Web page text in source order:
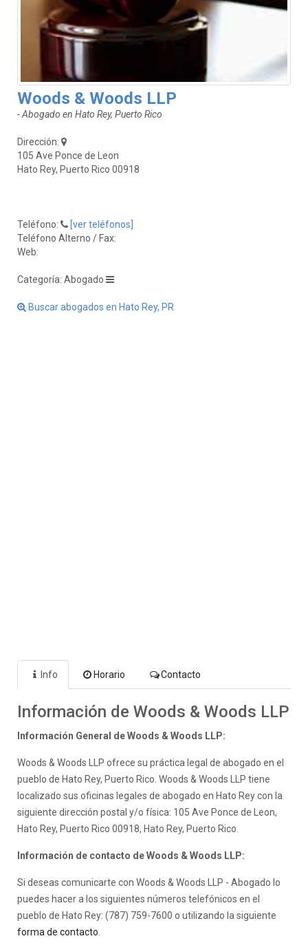
Woods & Woods LLP
- Abogado en Hato Rey, Puerto Rico
Dirección:
105 Ave Ponce de Leon
Hato Rey, Puerto Rico 00918
Teléfono:
[ver teléfonos]
Teléfono Alterno / Fax:
Web:
Categoría: Abogado
Buscar abogados en Hato Rey, PR
Info Horario Contacto
Información de Woods & Woods LLP
Información General de Woods & Woods LLP:
Woods & Woods LLP ofrece su práctica legal de abogado en el
pueblo de Hato Rey, Puerto Rico. Woods & Woods LLP tiene
localizado sus oficinas legales de abogado en Hato Rey con la
siguiente dirección postal y/o física: 105 Ave Ponce de Leon,
Hato Rey, Puerto Rico 00918, Hato Rey, Puerto Rico.
Información de contacto de Woods & Woods LLP:
Si deseas comunicarte con Woods & Woods LLP - Abogado lo
puedes hacer a los siguientes números telefónicos en el
pueblo de Hato Rey: (787) 759-7600 o utilizando la siguiente
forma de contacto